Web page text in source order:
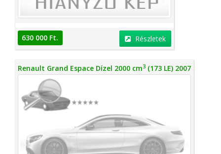
630 000 Ft. Részletek
Renault Grand Espace Dízel 2000 cm3 (173 LE) 2007